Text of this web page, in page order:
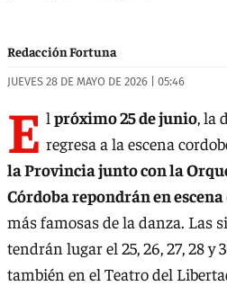
Redacción Fortuna
JUEVES 28 DE MAYO DE 2026 | 05:46
E l próximo 25 de junio, la
regresa a la escena
la Provincia junto con la
Córdoba repondrán en escena
más famosas de la danza. Las
tendrán lugar el 25, 26, 27, 28 y
también en el Teatro del